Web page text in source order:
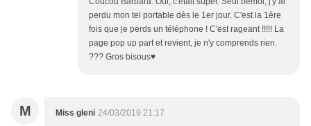
perdu mon tel portable dès le 1er jour. C'est la 1ère
fois que je perds un téléphone ! C'est rageant !!!!! La
page pop up part et revient, je n'y comprends rien.
??? Gros bisous♥
M Miss gleni 24/03/2019 21:17